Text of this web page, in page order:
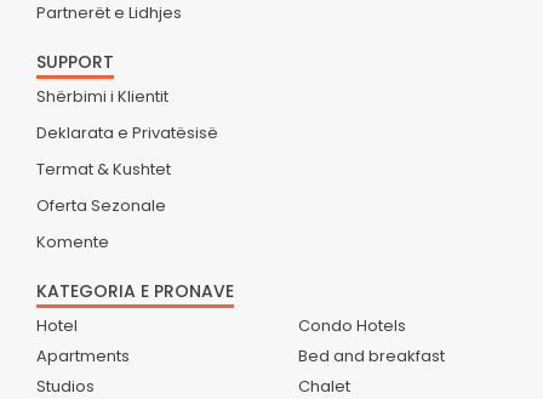
Partnerët e Lidhjes
SUPPORT
Shërbimi i Klientit
Deklarata e Privatësisë
Termat & Kushtet
Oferta Sezonale
Komente
KATEGORIA E PRONAVE
Hotel
Apartments
Studios
Condo Hotels
Bed and breakfast
Chalet